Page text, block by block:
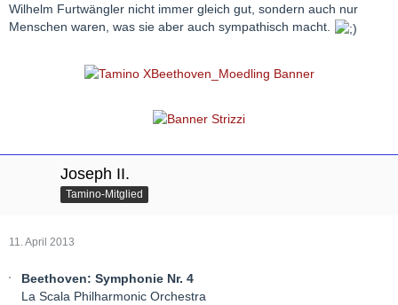
Wilhelm Furtwängler nicht immer gleich gut, sondern auch nur
Menschen waren, was sie aber auch sympathisch macht.
Joseph II.
Tamino-Mitglied
11. April 2013
Beethoven: Symphonie Nr. 4
La Scala Philharmonic Orchestra